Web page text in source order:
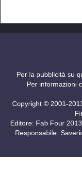
Per la pubblicità su
Per informazioni
Copyright © 2001-
Editore: Fab Four
Responsabile: